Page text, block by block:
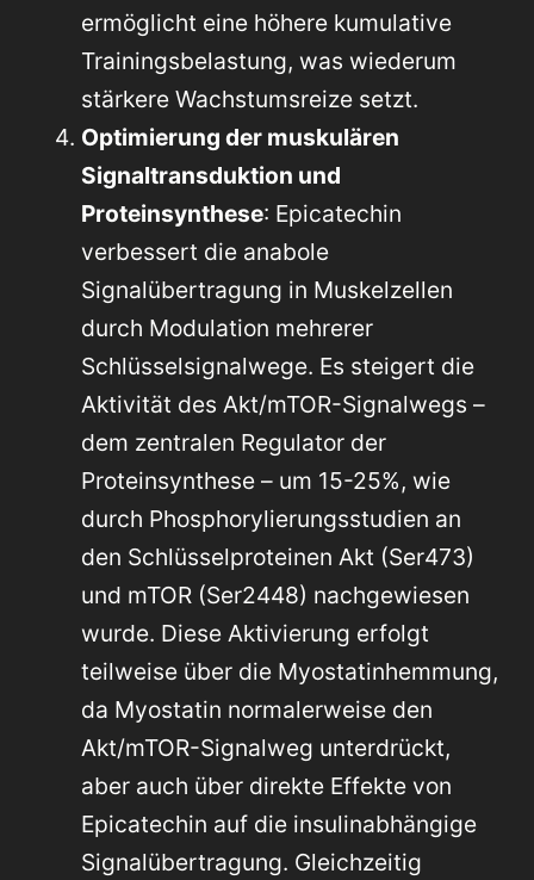
ermöglicht eine höhere kumulative
Trainingsbelastung, was wiederum
stärkere Wachstumsreize setzt.
Optimierung der muskulären
Signaltransduktion und
Proteinsynthese: Epicatechin
verbessert die anabole
Signalübertragung in Muskelzellen
durch Modulation mehrerer
Schlüsselsignalwege. Es steigert die
Aktivität des Akt/mTOR-Signalwegs –
dem zentralen Regulator der
Proteinsynthese – um 15-25%, wie
durch Phosphorylierungsstudien an
den Schlüsselproteinen Akt (Ser473)
und mTOR (Ser2448) nachgewiesen
wurde. Diese Aktivierung erfolgt
teilweise über die Myostatinhemmung,
da Myostatin normalerweise den
Akt/mTOR-Signalweg unterdrückt,
aber auch über direkte Effekte von
Epicatechin auf die insulinabhängige
Signalübertragung. Gleichzeitig